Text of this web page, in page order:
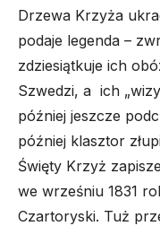
Drzewa Krzyża
podaje legenda –
zdziesiątkuje ich
Szwedzi, a ich
później jeszcze
później klasztor
Święty Krzyż
we wrześniu 1831
Czartoryski. Tuż